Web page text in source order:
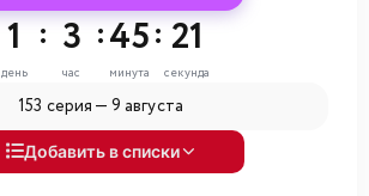
1
день
: 3
час
:45
минута
:19
секунда
153 серия — 9 августа
Добавить в списки